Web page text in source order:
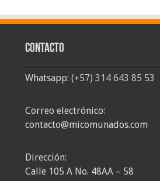
Contacto
Whatsapp: (+57) 314 643 85 53
Correo electrónico:
contacto@micomunados.com
Dirección:
Calle 105 A No. 48AA – 58